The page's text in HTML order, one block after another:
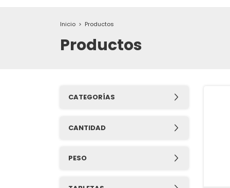
Inicio > Productos
Productos
CATEGORÍAS
CANTIDAD
PESO